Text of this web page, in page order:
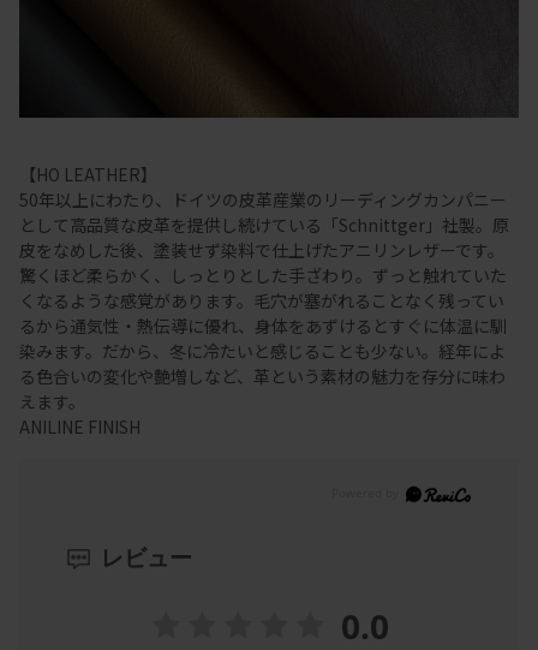
【HO LEATHER】
50年以上にわたり、ドイツの皮革産業のリーディングカンパニー
として高品質な皮革を提供し続けている「Schnittger」社製。原
皮をなめした後、塗装せず染料で仕上げたアニリンレザーです。
驚くほど柔らかく、しっとりとした手ざわり。ずっと触れていた
くなるような感覚があります。毛穴が塞がれることなく残ってい
るから通気性・熱伝導に優れ、身体をあずけるとすぐに体温に馴
染みます。だから、冬に冷たいと感じることも少ない。経年によ
る色合いの変化や艶増しなど、革という素材の魅力を存分に味わ
えます。
ANILINE FINISH
レビュー
0.0